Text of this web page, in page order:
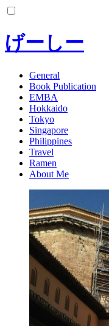
コ
テ
ン
げーしー
General
Book Publication
EMBA
Hokkaido
Tokyo
Singapore
Philippines
Travel
Ramen
About Me